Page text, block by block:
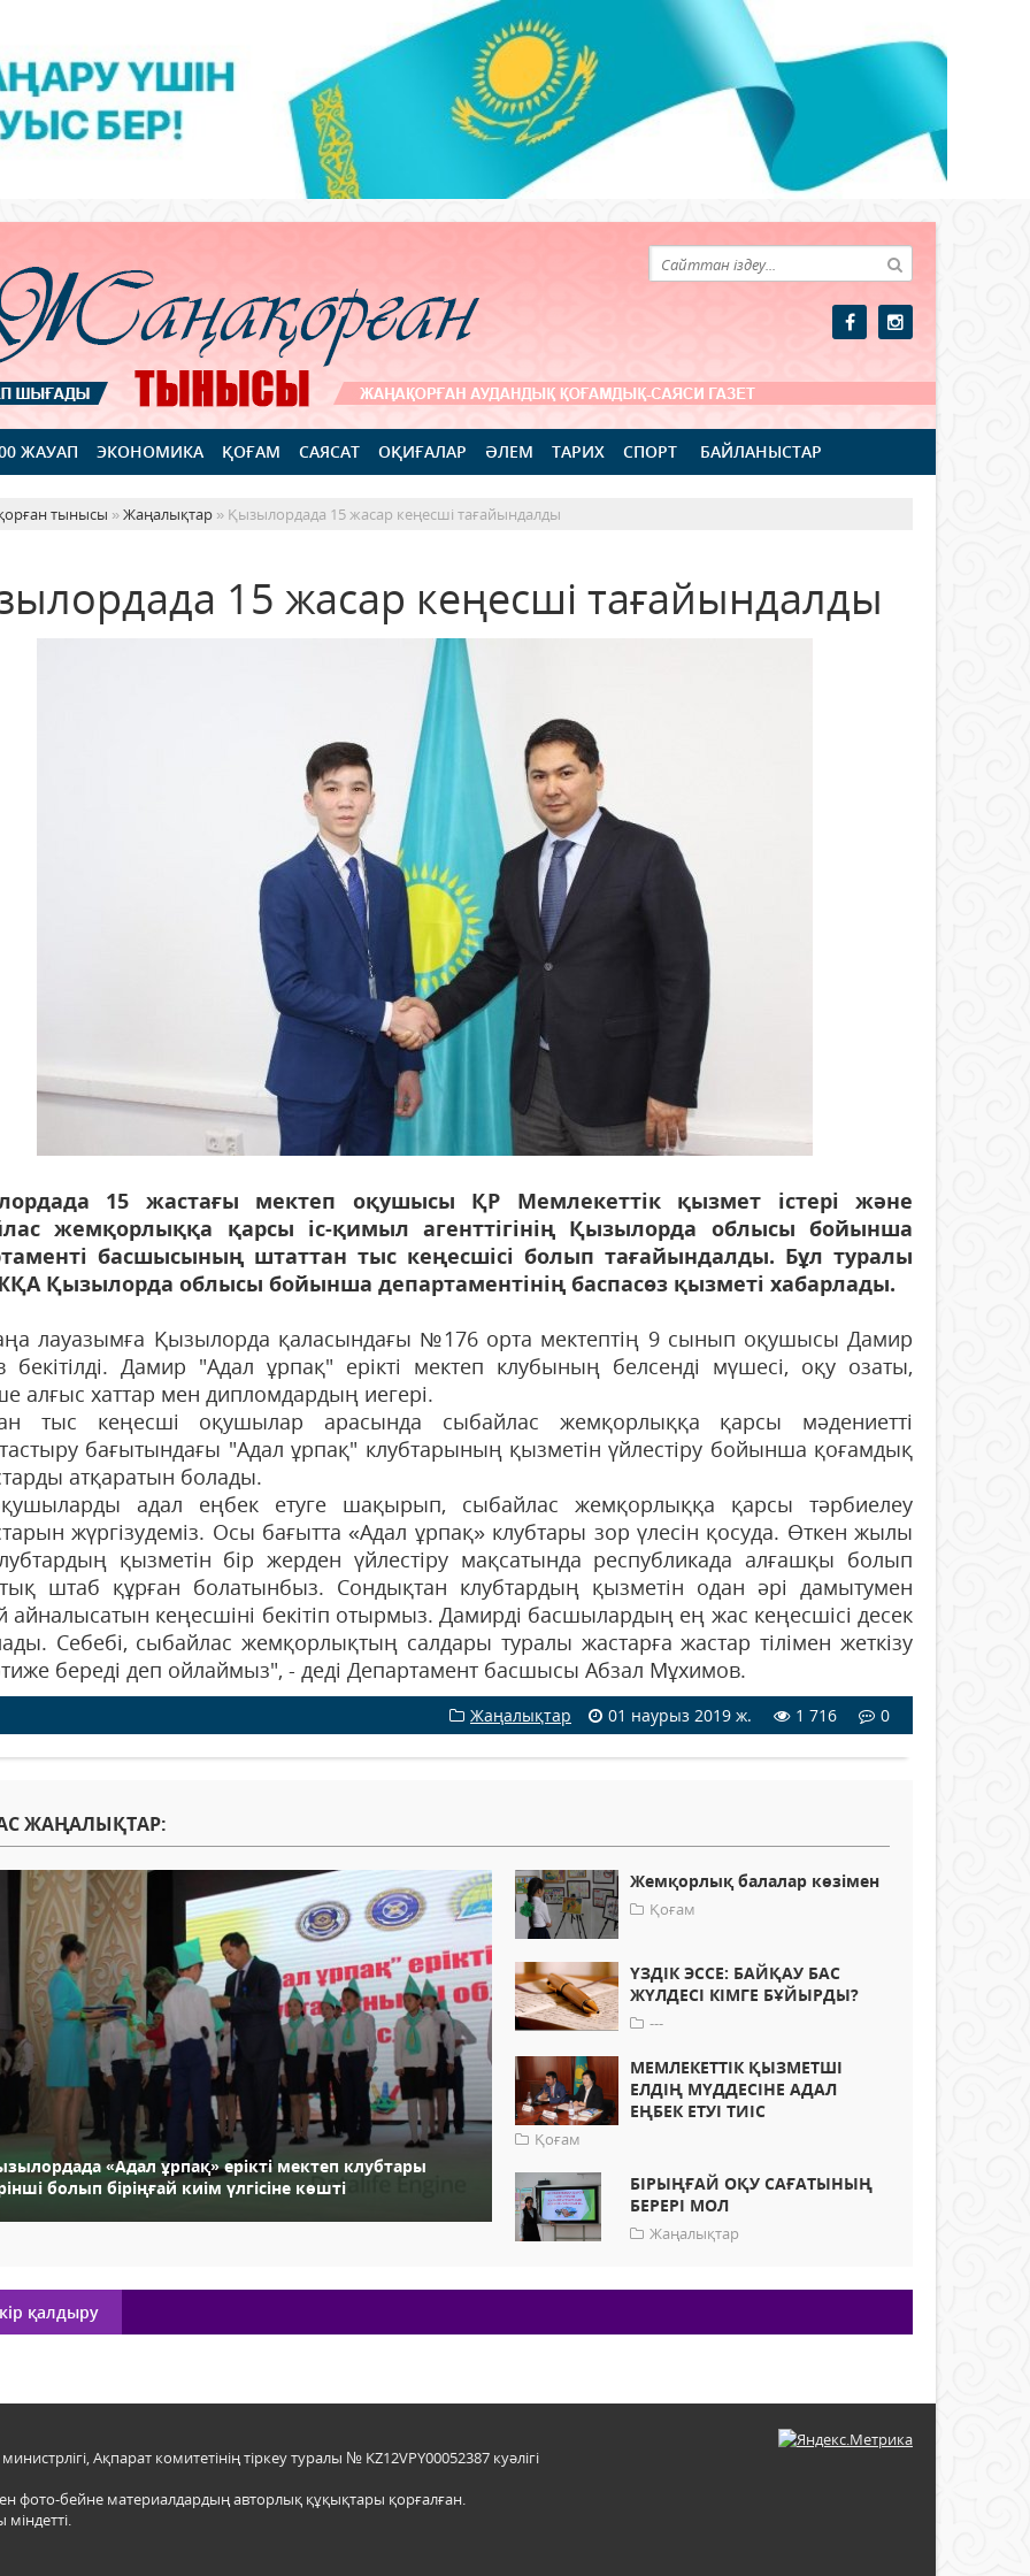
ЖАУАП ЭКОНОМИКА ҚОҒАМ САЯСАТ ОҚИҒАЛАР ӘЛЕМ ТАРИХ СПОРТ БАЙЛАНЫСТАР
тынысы »Жаңалықтар » Қызылордада 15 жасар кеңесші тағайындалды
15 жасар кеңесші тағайындалды
15 жастағы мектеп оқушысы ҚР Мемлекеттік қызмет істері және
жемқорлыққа қарсы іс-қимыл агенттігінің Қызылорда облысы бойынша
басшысының штаттан тыс кеңесшісі болып тағайындалды. Бұл туралы
Қызылорда облысы бойынша департаментінің баспасөз қызметі хабарлады.
лауазымға Қызылорда қаласындағы №176 орта мектептің 9 сынып оқушысы Дамир
бекітілді. Дамир "Адал ұрпақ" ерікті мектеп клубының белсенді мүшесі, оқу озаты,
алғыс хаттар мен дипломдардың иегері.
тыс кеңесші оқушылар арасында сыбайлас жемқорлыққа қарсы мәдениетті
бағытындағы "Адал ұрпақ" клубтарының қызметін үйлестіру бойынша қоғамдық
атқаратын болады.
адал еңбек етуге шақырып, сыбайлас жемқорлыққа қарсы тәрбиелеу
жүргізудеміз. Осы бағытта «Адал ұрпақ» клубтары зор үлесін қосуда. Өткен жылы
қызметін бір жерден үйлестіру мақсатында республикада алғашқы болып
штаб құрған болатынбыз. Сондықтан клубтардың қызметін одан әрі дамытумен
айналысатын кеңесшіні бекітіп отырмыз. Дамирді басшылардың ең жас кеңесшісі десек
Себебі, сыбайлас жемқорлықтың салдары туралы жастарға жастар тілімен жеткізу
береді деп ойлаймыз", - деді Департамент басшысы Абзал Мұхимов.
Жаңалықтар 01 наурыз 2019 ж. 1 716 0
ЖАҢАЛЫҚТАР:
«Адал ұрпақ» ерікті мектеп клубтары
болып біріңғай киім үлгісіне көшті
Жемқорлық балалар көзімен
Қоғам
ҮЗДІК ЭССЕ: БАЙҚАУ БАС
ЖҮЛДЕСІ КІМГЕ БҰЙЫРДЫ?
---
МЕМЛЕКЕТТІК ҚЫЗМЕТШІ
ЕЛДІҢ МҮДДЕСІНЕ АДАЛ
ЕҢБЕК ЕТУІ ТИІС
Қоғам
БІРЫҢҒАЙ ОҚУ САҒАТЫНЫҢ
БЕРЕРІ МОЛ
Жаңалықтар
қалдыру
Ақпарат комитетінің тіркеу туралы № KZ12VPY00052387 куәлігі
фото-бейне материалдардың авторлық құқықтары қорғалған.